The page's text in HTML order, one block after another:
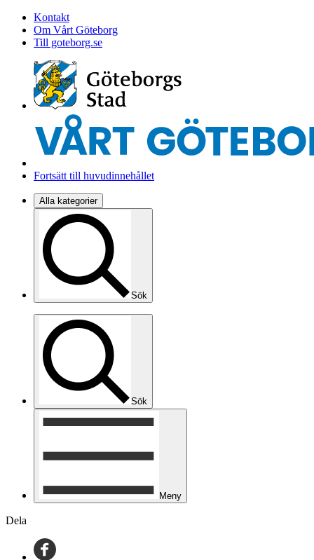
Kontakt
Om Vårt Göteborg
Till goteborg.se
Fortsätt till huvudinnehållet
Alla kategorier
Sök
Sök
Meny
Dela